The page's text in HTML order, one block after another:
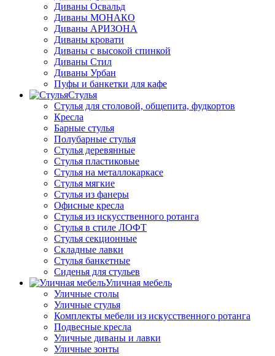
Диваны Освальд
Диваны МОНАКО
Диваны АРИЗОНА
Диваны кровати
Диваны с высокой спинкой
Диваны Стил
Диваны Урбан
Пуфы и банкетки для кафе
Стулья
Стулья для столовой, общепита, фудкортов
Кресла
Барные стулья
Полубарные стулья
Стулья деревянные
Стулья пластиковые
Стулья на металлокаркасе
Стулья мягкие
Стулья из фанеры
Офисные кресла
Стулья из искусственного ротанга
Стулья в стиле ЛОФТ
Стулья секционные
Складные лавки
Стулья банкетные
Сиденья для стульев
Уличная мебель
Уличные столы
Уличные стулья
Комплекты мебели из искусственного ротанга
Подвесные кресла
Уличные диваны и лавки
Уличные зонты